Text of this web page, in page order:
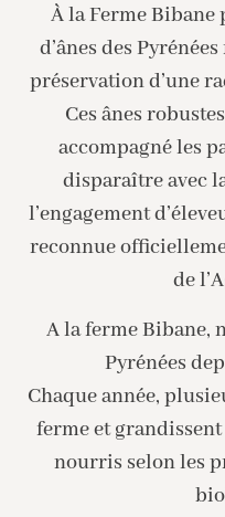
À la Ferme Bibane
d’ânes des
préservation d’une
Ces ânes
accompagné les
disparaître avec
l’engagement
reconnue
de
A la ferme Bibane,
Pyrénées
Chaque année,
ferme et
nourris selon les